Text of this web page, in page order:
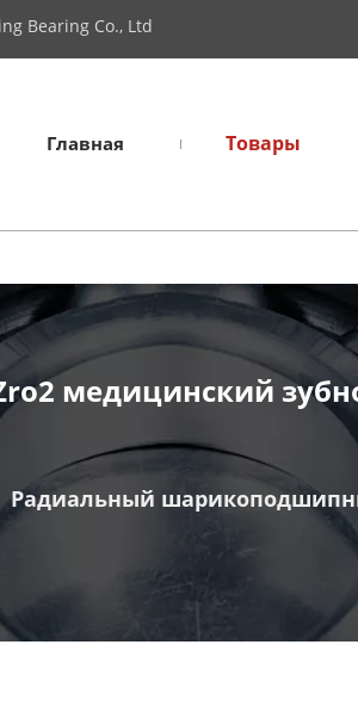
Bearing Co., Ltd
Главная Товары
медицинский
Радиальный